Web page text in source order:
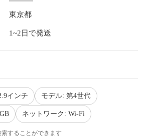
東京都
1~2日で発送
インチ モデル: 第4世代
ネットワーク: Wi-Fi
することができます